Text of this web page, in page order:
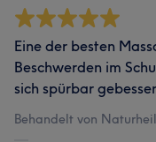
Eine der besten
Beschwerden im
sich spürbar
Behandelt von